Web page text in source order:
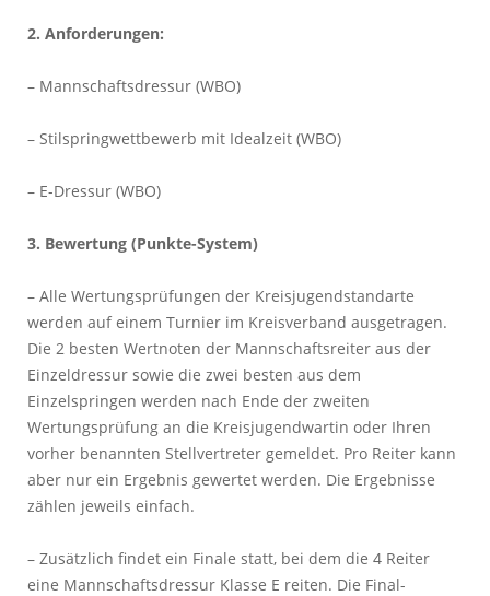
2. Anforderungen:
– Mannschaftsdressur (WBO)
– Stilspringwettbewerb mit Idealzeit (WBO)
– E-Dressur (WBO)
3. Bewertung (Punkte-System)
– Alle Wertungsprüfungen der Kreisjugendstandarte
werden auf einem Turnier im Kreisverband ausgetragen.
Die 2 besten Wertnoten der Mannschaftsreiter aus der
Einzeldressur sowie die zwei besten aus dem
Einzelspringen werden nach Ende der zweiten
Wertungsprüfung an die Kreisjugendwartin oder Ihren
vorher benannten Stellvertreter gemeldet. Pro Reiter kann
aber nur ein Ergebnis gewertet werden. Die Ergebnisse
zählen jeweils einfach.
– Zusätzlich findet ein Finale statt, bei dem die 4 Reiter
eine Mannschaftsdressur Klasse E reiten. Die Final-